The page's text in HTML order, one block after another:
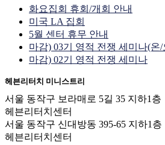
화요집회 휴회/개회 안내
미국 LA 집회
5월 센터 휴무 안내
마감) 03기 영적 전쟁 세미나(온
마감) 02기 영적 전쟁 세미나
헤븐리터치 미니스트리
서울 동작구 보라매로 5길 35 지하1층
헤븐리터치센터
서울 동작구 신대방동 395-65 지하1층
헤븐리터치센터